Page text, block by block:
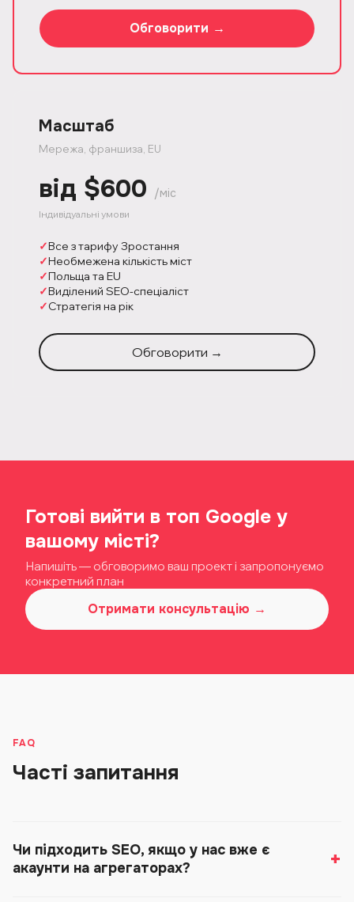
Обговорити →
Масштаб
Мережа, франшиза, EU
від $600 /міс
Індивідуальні умови
Все з тарифу Зростання
Необмежена кількість міст
Польща та EU
Виділений SEO-спеціаліст
Стратегія на рік
Обговорити →
Готові вийти в топ Google у
вашому місті?
Напишіть — обговоримо ваш проект і запропонуємо
конкретний план
Отримати консультацію →
FAQ
Часті запитання
Чи підходить SEO, якщо у нас вже є
акаунти на агрегаторах?